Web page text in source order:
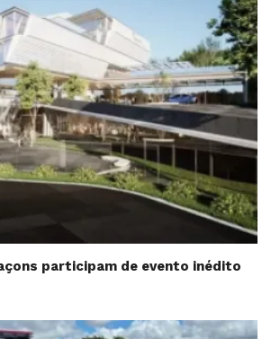
participam de evento inédito